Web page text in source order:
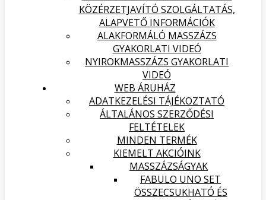
KÖZÉRZETJAVÍTÓ SZOLGÁLTATÁS,
ALAPVETŐ INFORMÁCIÓK
ALAKFORMÁLÓ MASSZÁZS
GYAKORLATI VIDEÓ
NYIROKMASSZÁZS GYAKORLATI
VIDEÓ
WEB ÁRUHÁZ
ADATKEZELÉSI TÁJÉKOZTATÓ
ÁLTALÁNOS SZERZŐDÉSI
FELTÉTELEK
MINDEN TERMÉK
KIEMELT AKCIÓINK
MASSZÁZSÁGYAK
FABULO UNO SET
ÖSSZECSUKHATÓ ÉS